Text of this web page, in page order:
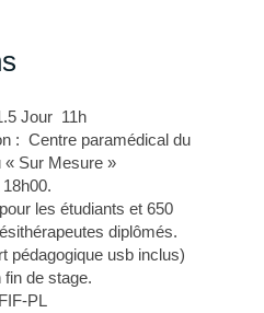
Jour 11h
: Centre paramédical du
« Sur Mesure »
les étudiants et 650
diplômés.
pédagogique usb inclus)
fin de stage.
PL